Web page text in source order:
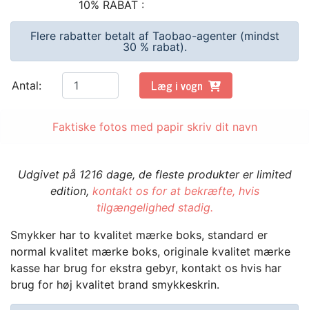
10% RABAT :
Flere rabatter betalt af Taobao-agenter (mindst
30 % rabat).
Antal: Læg i vogn
Faktiske fotos med papir skriv dit navn
Udgivet på 1216 dage, de fleste produkter er limited
edition, kontakt os for at bekræfte, hvis
tilgængelighed stadig.
Smykker har to kvalitet mærke boks, standard er
normal kvalitet mærke boks, originale kvalitet mærke
kasse har brug for ekstra gebyr, kontakt os hvis har
brug for høj kvalitet brand smykkeskrin.